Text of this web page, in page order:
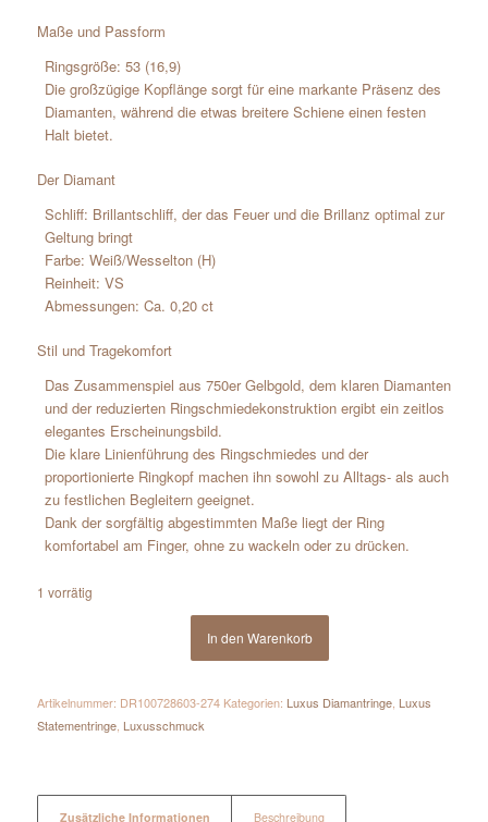
Maße und Passform
Ringsgröße: 53 (16,9)
Die großzügige Kopflänge sorgt für eine markante Präsenz des
Diamanten, während die etwas breitere Schiene einen festen
Halt bietet.
Der Diamant
Schliff: Brillantschliff, der das Feuer und die Brillanz optimal zur
Geltung bringt
Farbe: Weiß/Wesselton (H)
Reinheit: VS
Abmessungen: Ca. 0,20 ct
Stil und Tragekomfort
Das Zusammenspiel aus 750er Gelbgold, dem klaren Diamanten
und der reduzierten Ringschmiedekonstruktion ergibt ein zeitlos
elegantes Erscheinungsbild.
Die klare Linienführung des Ringschmiedes und der
proportionierte Ringkopf machen ihn sowohl zu Alltags- als auch
zu festlichen Begleitern geeignet.
Dank der sorgfältig abgestimmten Maße liegt der Ring
komfortabel am Finger, ohne zu wackeln oder zu drücken.
1 vorrätig
In den Warenkorb
Artikelnummer: DR100728603-274 Kategorien: Luxus Diamantringe, Luxus
Statementringe, Luxusschmuck
Zusätzliche Informationen Beschreibung